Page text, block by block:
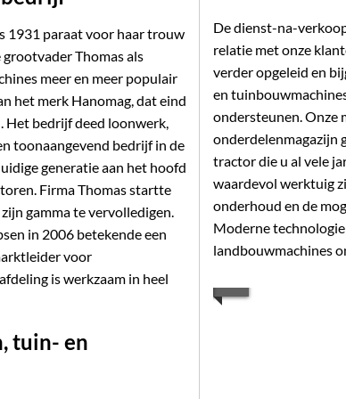
1931 paraat voor haar trouw
Thomas als
meer en meer populair
het merk Hanomag, dat eind
Het bedrijf deed loonwerk,
toonaangevend bedrijf in de
generatie aan het hoofd
Firma Thomas startte
gamma te vervolledigen.
in 2006 betekende een
voor
is werkzaam in heel
tuin- en
De dienst-na-
relatie met onze
verder opgeleid en
en
ondersteunen. Onze
onderdelenmagazijn
tractor die u al vele
waardevol werktuig
onderhoud en de
Moderne
landbouwmachines